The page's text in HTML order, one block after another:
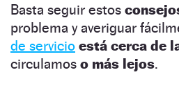
Basta seguir estos
problema y averiguar
de servicio está cerca de
circulamos o más lejos.